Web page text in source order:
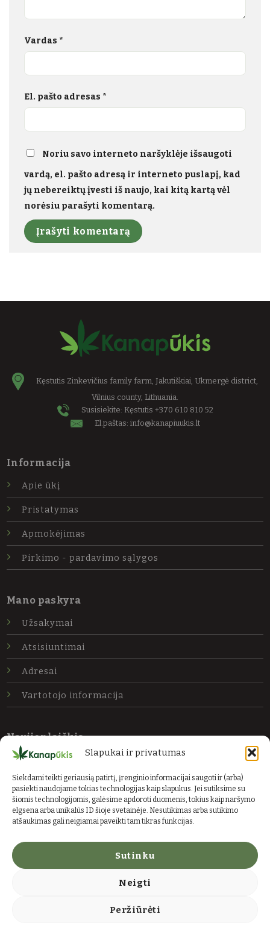
Slapukai ir privatumas
Siekdami teikti geriausią patirtį, įrenginio informacijai saugoti ir (arba)
pasiekti naudojame tokias technologijas kaip slapukus. Jei sutiksime su
šiomis technologijomis, galėsime apdoroti duomenis, tokius kaip naršymo
elgsena arba unikalūs ID šioje svetainėje. Nesutikimas arba sutikimo
atšaukimas gali neigiamai paveikti tam tikras funkcijas.
Sutinku
Neigti
Peržiūrėti
Vardas *
El. pašto adresas *
Noriu savo interneto naršyklėje išsaugoti
vardą, el. pašto adresą ir interneto puslapį, kad
jų nebereiktų įvesti iš naujo, kai kitą kartą vėl
norėsiu parašyti komentarą.
Kęstutis Zinkevičius family farm, Jakutiškiai, Ukmergė district,
Vilnius county, Lithuania.
Susisiekite: Kęstutis +370 610 810 52
El.paštas: info@kanapiuukis.lt
Informacija
Apie ūkį
Pristatymas
Apmokėjimas
Pirkimo - pardavimo sąlygos
Mano paskyra
Užsakymai
Atsisiuntimai
Adresai
Vartotojo informacija
Naujienlaiškis
Prenumeruokite mūsų naujienas ir gaukite
El. paštas Siųsti